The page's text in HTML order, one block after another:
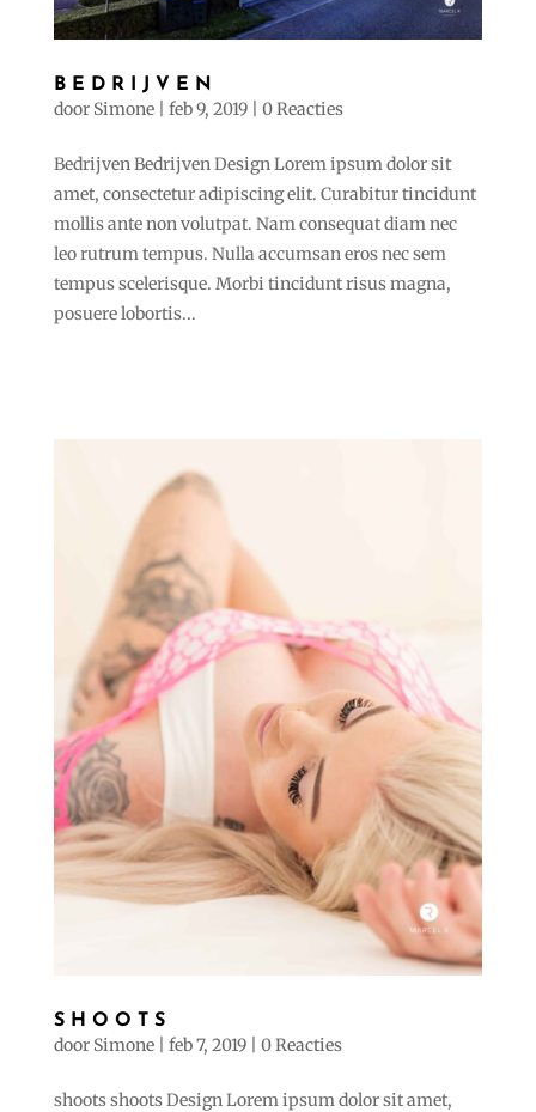
BEDRIJVEN
door Simone| feb 9, 2019| 0 Reacties
Bedrijven Bedrijven Design Lorem ipsum dolor sit
amet, consectetur adipiscing elit. Curabitur tincidunt
mollis ante non volutpat. Nam consequat diam nec
leo rutrum tempus. Nulla accumsan eros nec sem
tempus scelerisque. Morbi tincidunt risus magna,
posuere lobortis...
SHOOTS
door Simone| feb 7, 2019| 0 Reacties
shoots shoots Design Lorem ipsum dolor sit amet,